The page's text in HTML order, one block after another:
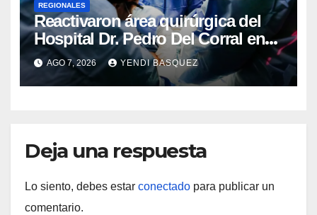
REGIONALES
Reactivaron área quirúrgica del
Hospital Dr. Pedro Del Corral en
Guárico
AGO 7, 2026 YENDI BASQUEZ
Deja una respuesta
Lo siento, debes estar conectado para publicar un
comentario.